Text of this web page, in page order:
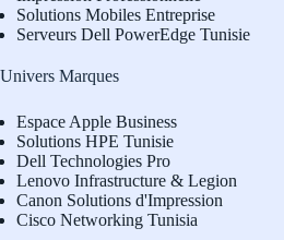
Solutions Mobiles Entreprise
Serveurs Dell PowerEdge Tunisie
Univers Marques
Espace Apple Business
Solutions HPE Tunisie
Dell Technologies Pro
Lenovo Infrastructure & Legion
Canon Solutions d'Impression
Cisco Networking Tunisia